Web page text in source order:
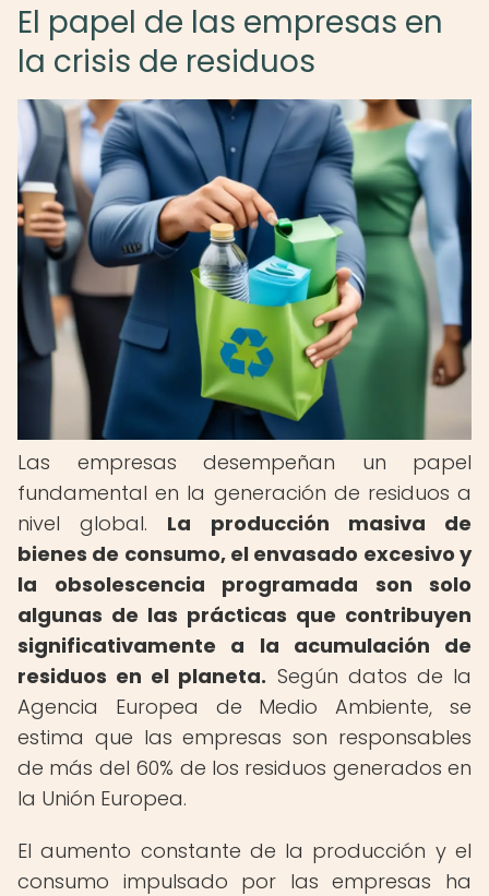
El papel de las empresas en
la crisis de residuos
Las empresas desempeñan un papel
fundamental en la generación de residuos a
nivel global. La producción masiva de
bienes de consumo, el envasado excesivo y
la obsolescencia programada son solo
algunas de las prácticas que contribuyen
significativamente a la acumulación de
residuos en el planeta. Según datos de la
Agencia Europea de Medio Ambiente, se
estima que las empresas son responsables
de más del 60% de los residuos generados en
la Unión Europea.
El aumento constante de la producción y el
consumo impulsado por las empresas ha